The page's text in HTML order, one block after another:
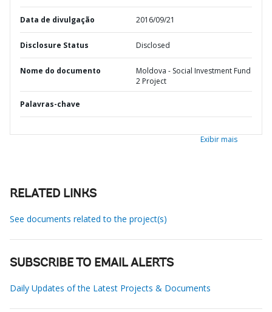
Data de divulgação 2016/09/21
Disclosure Status Disclosed
Nome do documento
Moldova - Social Investment Fund
2 Project
Palavras-chave
Exibir mais
RELATED LINKS
See documents related to the project(s)
SUBSCRIBE TO EMAIL ALERTS
Daily Updates of the Latest Projects & Documents